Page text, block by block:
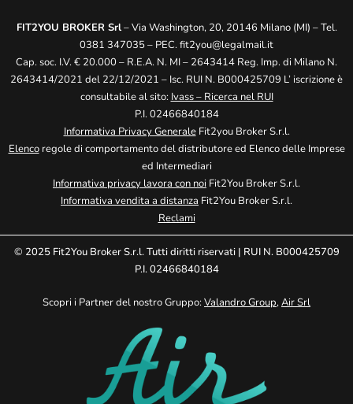
FIT2YOU BROKER Srl– Via Washington, 20, 20146 Milano (MI) – Tel.
0381 347035 – PEC. fit2you@legalmail.it
Cap. soc. I.V. € 20.000 – R.E.A. N. MI – 2643414 Reg. Imp. di Milano N.
2643414/2021 del 22/12/2021 – Isc. RUI N. B000425709 L’ iscrizione è
consultabile al sito: Ivass – Ricerca nel RUI
P.I. 02466840184
Informativa Privacy GeneraleFit2you Broker S.r.l.
Elencoregole di comportamento del distributore ed Elenco delle Imprese
ed Intermediari
Informativa privacy lavora con noi Fit2You Broker S.r.l.
Informativa vendita a distanza Fit2You Broker S.r.l.
Reclami
© 2025 Fit2You Broker S.r.l. Tutti diritti riservati | RUI N. B000425709
P.I. 02466840184
Scopri i Partner del nostro Gruppo: Valandro Group,Air Srl